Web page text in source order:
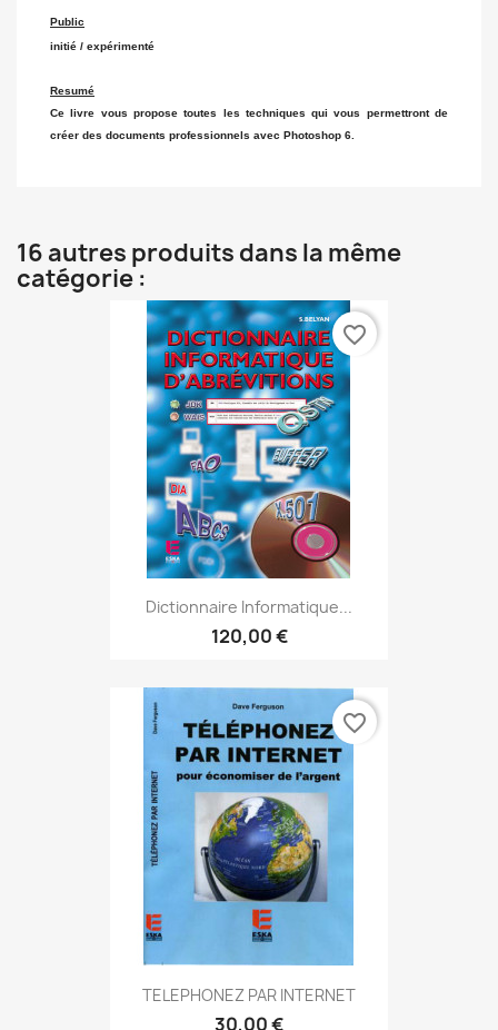
Public
initié / expérimenté
Resumé
Ce livre vous propose toutes les techniques qui vous permettront de
créer des documents professionnels avec Photoshop 6.
16 autres produits dans la même
catégorie :
Dictionnaire Informatique...
120,00 €
favorite_border
TELEPHONEZ PAR INTERNET
30,00 €
favorite_border